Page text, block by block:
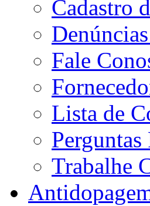
Cadastro
Fale
Lista de
Perguntas
Trabalhe